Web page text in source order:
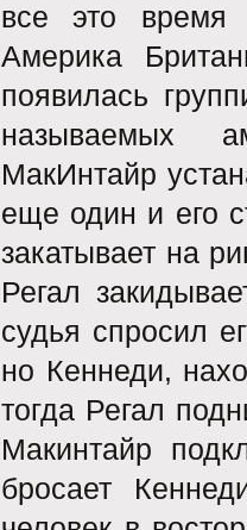
все это время
Америка
появилась
называемых
МакИнтайр
еще один и его
закатывает на
Регал
судья спросил
но Кеннеди,
тогда Регал
Макинтайр
бросает